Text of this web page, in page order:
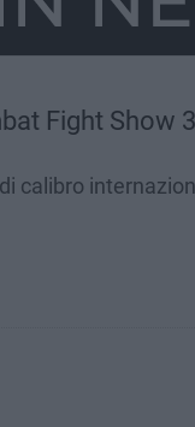
Fight Show 3
calibro